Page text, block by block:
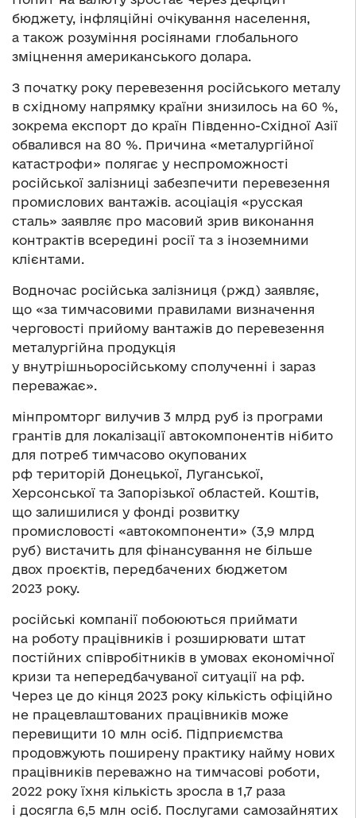
бюджету, інфляційні очікування населення,
а також розуміння росіянами глобального
зміцнення американського долара.
З початку року перевезення російського металу
в східному напрямку країни знизилось на 60 %,
зокрема експорт до країн Південно-Східної Азії
обвалився на 80 %. Причина «металургійної
катастрофи» полягає у неспроможності
російської залізниці забезпечити перевезення
промислових вантажів. асоціація «русская
сталь» заявляє про масовий зрив виконання
контрактів всередині росії та з іноземними
клієнтами.
Водночас російська залізниця (ржд) заявляє,
що «за тимчасовими правилами визначення
черговості прийому вантажів до перевезення
металургійна продукція
у внутрішньоросійському сполученні і зараз
переважає».
мінпромторг вилучив 3 млрд руб із програми
грантів для локалізації автокомпонентів нібито
для потреб тимчасово окупованих
рф територій Донецької, Луганської,
Херсонської та Запорізької областей. Коштів,
що залишилися у фонді розвитку
промисловості «автокомпоненти» (3,9 млрд
руб) вистачить для фінансування не більше
двох проєктів, передбачених бюджетом
2023 року.
російські компанії побоюються приймати
на роботу працівників і розширювати штат
постійних співробітників в умовах економічної
кризи та непередбачуваної ситуації на рф.
Через це до кінця 2023 року кількість офіційно
не працевлаштованих працівників може
перевищити 10 млн осіб. Підприємства
продовжують поширену практику найму нових
працівників переважно на тимчасові роботи,
2022 року їхня кількість зросла в 1,7 раза
і досягла 6,5 млн осіб. Послугами самозайнятих